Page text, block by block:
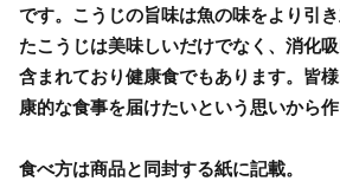
です。こうじの旨味は魚の味をより引
たこうじは美味しいだけでなく、消化
含まれており健康食でもあります。皆
康的な食事を届けたいという思いから作
食べ方は商品と同封する紙に記載。